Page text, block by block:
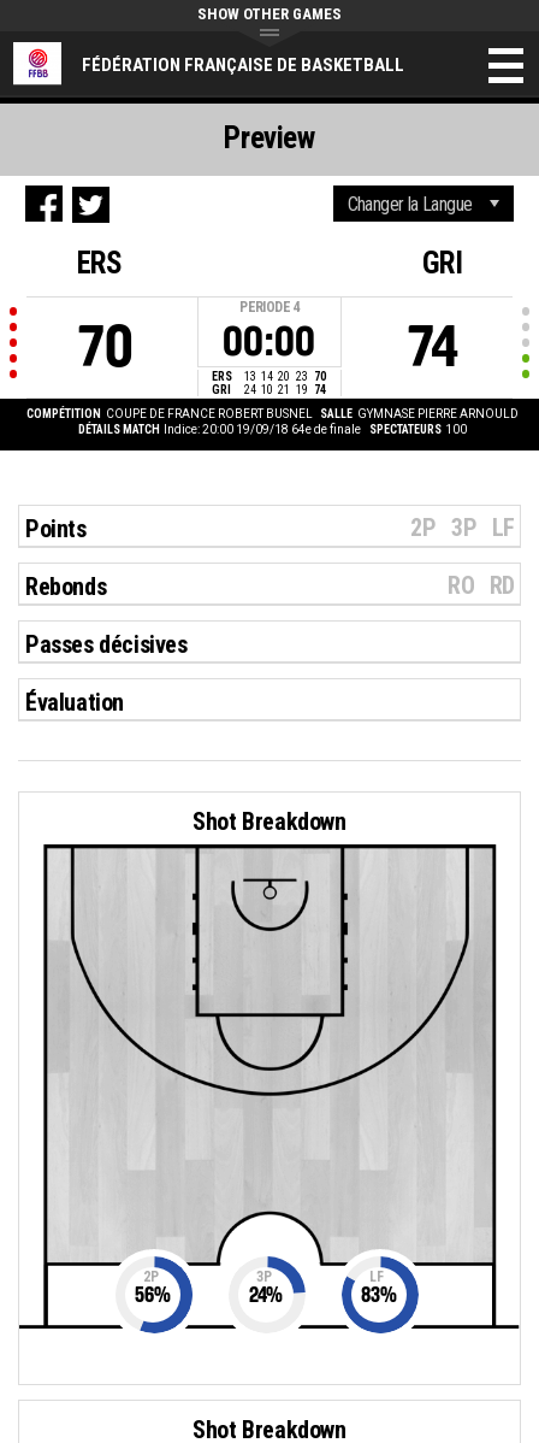
FÉDÉRATION FRANÇAISE DE BASKETBALL
SHOW OTHER GAMES
ERS
70
PERIODE 4
00:00
ERS 13 14 20 23
70
GRI
24 10 21 19 74
GRI
74
COMPÉTITION COUPE DE FRANCE ROBERT BUSNEL SALLE GYMNASE PIERRE ARNOULD
DÉTAILS MATCH
Indice: 20:00 19/09/18 64e de finale SPECTATEURS 100
Preview
Points 2P 3P LF
Rebonds RO RD
Passes décisives
Évaluation
Shot Breakdown
2P
56%
3P
24%
LF
83%
Shot Breakdown